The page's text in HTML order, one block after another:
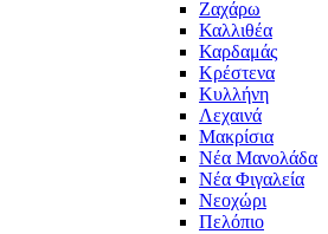
Ζαχάρω
Καλλιθέα
Καρδαμάς
Κρέστενα
Κυλλήνη
Λεχαινά
Μακρίσια
Νέα Μανολάδα
Νέα Φιγαλεία
Νεοχώρι
Πελόπιο